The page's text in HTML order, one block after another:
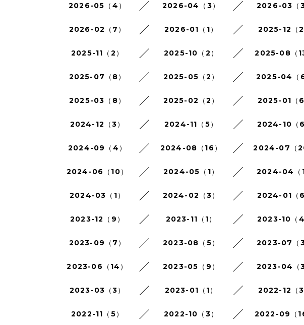
2026-05（4） 2026-04（3） 2026-03（3
2026-02（7） 2026-01（1） 2025-12（2
2025-11（2） 2025-10（2） 2025-08（13
2025-07（8） 2025-05（2） 2025-04（6
2025-03（8） 2025-02（2） 2025-01（6
2024-12（3） 2024-11（5） 2024-10（6
2024-09（4） 2024-08（16） 2024-07（
2024-06（10） 2024-05（1） 2024-04（1
2024-03（1） 2024-02（3） 2024-01（6
2023-12（9） 2023-11（1） 2023-10（4
2023-09（7） 2023-08（5） 2023-07（3
2023-06（14） 2023-05（9） 2023-04（3
2023-03（3） 2023-01（1） 2022-12（3
2022-11（5） 2022-10（3） 2022-09（16